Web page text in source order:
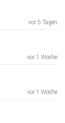
vor 5 Tagen
vor 1 Woche
vor 1 Woche